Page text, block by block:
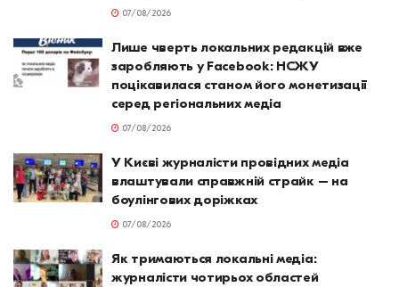
07/08/2026
Лише чверть локальних редакцій вже
заробляють у Facebook: НСЖУ
поцікавилася станом його монетизації
серед регіональних медіа
07/08/2026
У Києві журналісти провідних медіа
влаштували справжній страйк – на
боулінгових доріжках
07/08/2026
Як тримаються локальні медіа:
журналісти чотирьох областей